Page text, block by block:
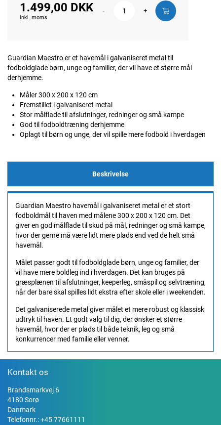
1.499,00 DKK
inkl. moms
- +
Guardian Maestro er et havemål i galvaniseret metal til
fodboldglade børn, unge og familier, der vil have et større mål
derhjemme.
Måler 300 x 200 x 120 cm
Fremstillet i galvaniseret metal
Stor målflade til afslutninger, redninger og små kampe
God til fodboldtræning derhjemme
Oplagt til børn og unge, der vil spille mere fodbold i hverdagen
Beskrivelse
Guardian Maestro havemål i galvaniseret metal er et stort
fodboldmål til haven med målene 300 x 200 x 120 cm. Det
giver en god målflade til skud på mål, redninger og små kampe,
hvor der gerne må være lidt mere plads end ved de helt små
havemål.
Målet passer godt til fodboldglade børn, unge og familier, der
vil have mere boldleg ind i hverdagen. Det kan bruges på
græsplænen til afslutninger, keeperleg, småspil og selvtræning,
når der bare skal spilles lidt ekstra efter skole eller i weekenden.
Det galvaniserede metal giver målet et mere robust og klassisk
udtryk til haven. Et godt valg til dig, der ønsker et større
havemål, hvor der er plads til både teknik, leg og små
konkurrencer med familie eller venner.
Kontakt os
Brandsmarkvej 6
4180 Sorø
Danmark
Telefonnr.:+45 77661111